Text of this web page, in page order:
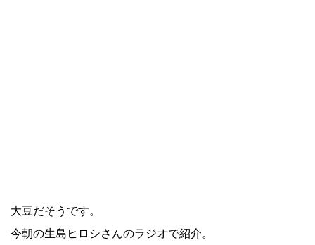
大豆だそうです。
今朝の生島ヒロシさんのラジオで紹介。